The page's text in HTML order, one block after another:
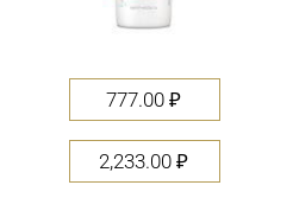
777.00₽
2,233.00₽